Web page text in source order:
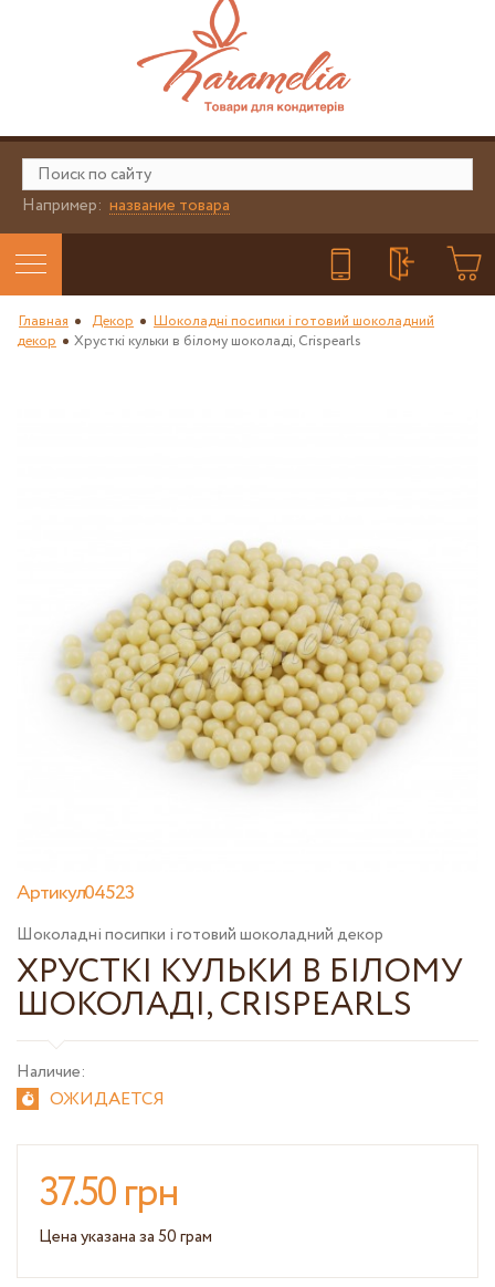
Например: название товара
Главная Декор
Шоколадні посипки і готовий шоколадний
декор
Хрусткі кульки в білому шоколаді, Crispearls
Артикул04523
Шоколадні посипки і готовий шоколадний декор
ХРУСТКІ КУЛЬКИ В БІЛОМУ
ШОКОЛАДІ, CRISPEARLS
Наличие:
ОЖИДАЕТСЯ
37.50 грн
Цена указана за 50 грам